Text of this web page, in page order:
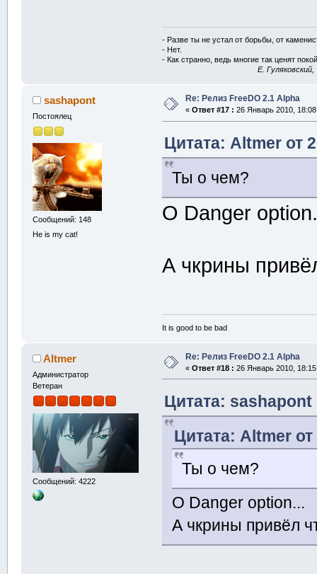
- Разве ты не устал от борьбы, от
- Нет.
- Как странно, ведь многие так ценят
E.
sashapont
Постоялец
Сообщений: 148
He is my cat!
Re: Релиз FreeDO 2.1 Alpha
« Ответ #17 : 26 Январь 2010,
Цитата: Altmer от
Ты о чем?
О Danger
А чкрины
It is good to be bad
Altmer
Администратор
Ветеран
Сообщений: 4222
Re: Релиз FreeDO 2.1 Alpha
« Ответ #18 : 26 Январь 2010,
Цитата: sashapont
Цитата: Altmer
Ты о чем?
О Danger option...
А чкрины привёл